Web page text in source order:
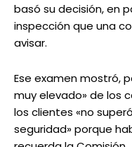
basó su decisión, en
inspección que una
avisar.
Ese examen mostró,
muy elevado» de los
los clientes «no
seguridad» porque